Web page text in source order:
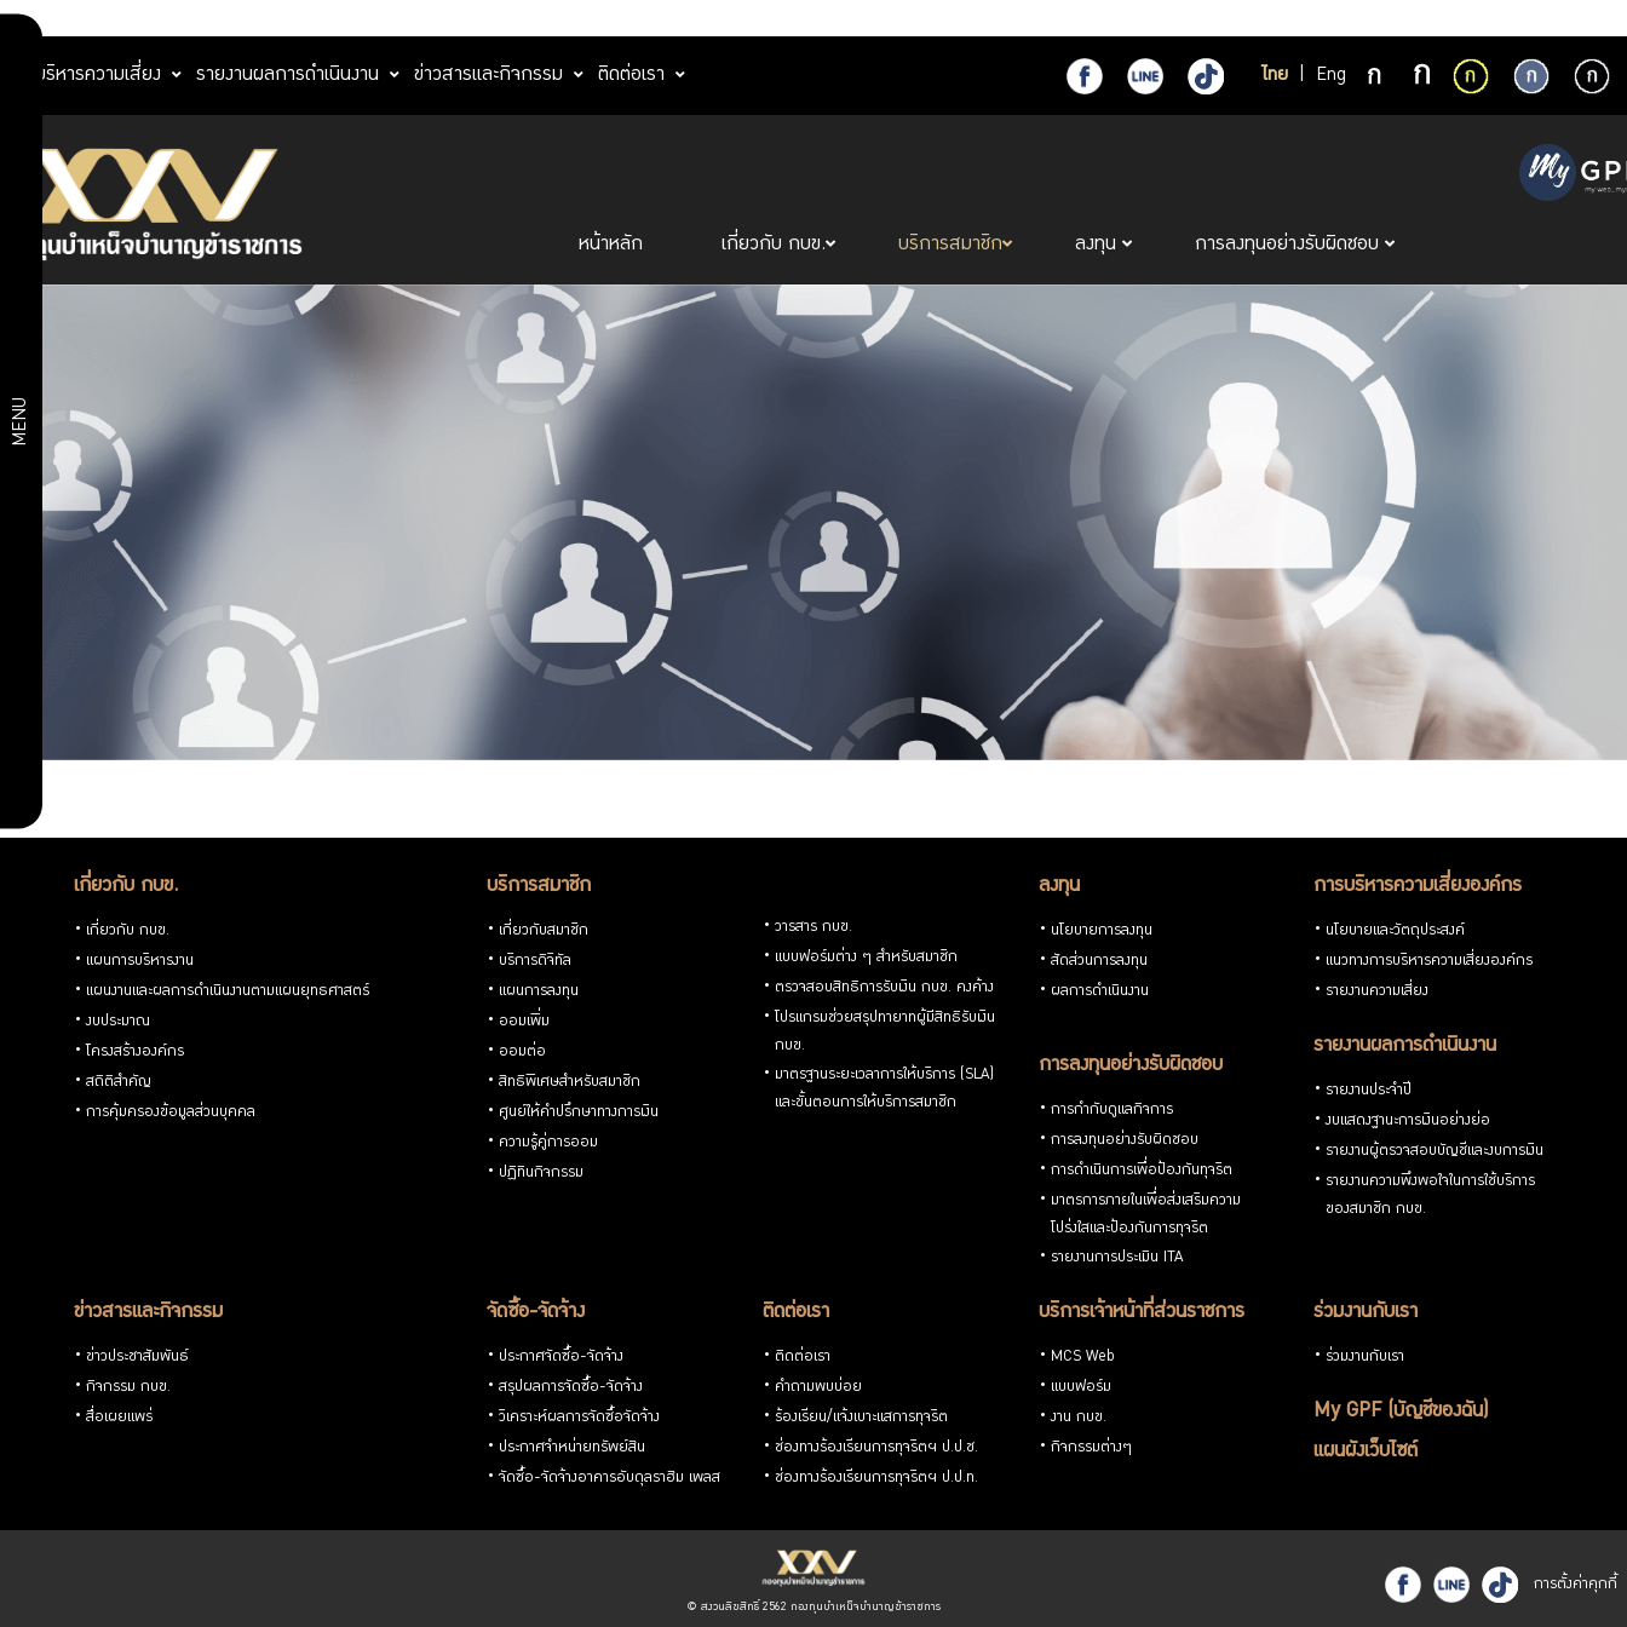
ไทย Eng
การบริหารความเสี่ยง รายงานผลการดำเนินงาน ข่าวสารและกิจกรรม ติดต่อเรา
หน้าหลัก เกี่ยวกับ กบข. บริการสมาชิก ลงทุน การลงทุนอย่างรับผิดชอบ
MENU
สมาชิก
แผนการ
ออม
เพิ่ม
ออม
สิทธิ
พิเศษ
สำหรับ
สมาชิก
ทางการ
ผลิตภัณฑ์
ประกัน
พิเศษ
อาชีพ
ตลาด
เกี่ยวกับ กบข.
เกี่ยวกับ กบข.
แผนการบริหารงาน
แผนงานและผลการดำเนินงานตามแผนยุทธศาสตร์
งบประมาณ
โครงสร้างองค์กร
สถิติสำคัญ
การคุ้มครองข้อมูลส่วนบุคคล
บริการสมาชิก
เกี่ยวกับสมาชิก
บริการดิจิทัล
แผนการลงทุน
ออมเพิ่ม
ออมต่อ
สิทธิพิเศษสำหรับสมาชิก
ศูนย์ให้คำปรึกษาทางการเงิน
ความรู้คู่การออม
ปฏิทินกิจกรรม
วารสาร กบข.
แบบฟอร์มต่าง ๆ สำหรับสมาชิก
ตรวจสอบสิทธิการรับเงิน กบข. คงค้าง
โปรแกรมช่วยสรุปทายาทผู้มีสิทธิรับเงิน
กบข.
มาตรฐานระยะเวลาการให้บริการ (SLA)
และขั้นตอนการให้บริการสมาชิก
ลงทุน
นโยบายการลงทุน
สัดส่วนการลงทุน
ผลการดำเนินงาน
การลงทุนอย่างรับผิดชอบ
การกำกับดูแลกิจการ
การลงทุนอย่างรับผิดชอบ
การดำเนินการเพื่อป้องกันทุจริต
มาตรการภายในเพื่อส่งเสริมความ
โปร่งใสและป้องกันการทุจริต
รายงานการประเมิน ITA
การบริหารความเสี่ยงองค์กร
นโยบายและวัตถุประสงค์
แนวทางการบริหารความเสี่ยงองค์กร
รายงานความเสี่ยง
รายงานผลการดำเนินงาน
รายงานประจำปี
งบแสดงฐานะการเงินอย่างย่อ
รายงานผู้ตรวจสอบบัญชีและงบการเงิน
รายงานความพึงพอใจในการใช้บริการ
ของสมาชิก กบข.
ข่าวสารและกิจกรรม
ข่าวประชาสัมพันธ์
กิจกรรม กบข.
สื่อเผยแพร่
จัดซื้อ-จัดจ้าง
ประกาศจัดซื้อ-จัดจ้าง
สรุปผลการจัดซื้อ-จัดจ้าง
วิเคราะห์ผลการจัดซื้อจัดจ้าง
ประกาศจำหน่ายทรัพย์สิน
จัดซื้อ-จัดจ้างอาคารอับดุลราฮิม เพลส
ติดต่อเรา
ติดต่อเรา
คำถามพบบ่อย
ร้องเรียน/แจ้งเบาะแสการทุจริต
ช่องทางร้องเรียนการทุจริตฯ ป.ป.ช.
ช่องทางร้องเรียนการทุจริตฯ ป.ป.ท.
บริการเจ้าหน้าที่ส่วนราชการ
MCS Web
แบบฟอร์ม
งาน กบข.
กิจกรรมต่างๆ
ร่วมงานกับเรา
ร่วมงานกับเรา
My GPF (บัญชีของฉัน)
แผนผังเว็บไซต์
การตั้งค่าคุกกี้
© สงวนลิขสิทธิ์ 2562 กองทุนบำเหน็จบำนาญข้าราชการ